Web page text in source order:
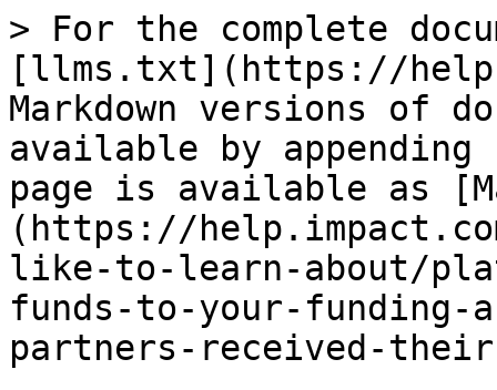
> For the complete
[llms.txt](https://
Markdown versions of
available by
page is available as
(https://
like-to-learn-about/
funds-to-your-funding-
partners-received-